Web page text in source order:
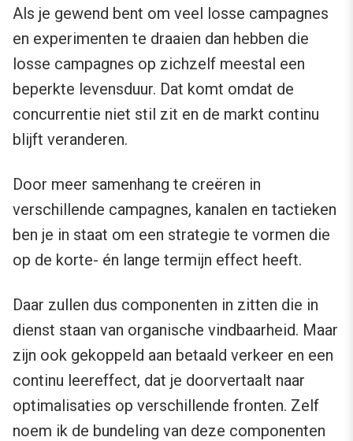
Als je gewend bent om veel losse campagnes
en experimenten te draaien dan hebben die
losse campagnes op zichzelf meestal een
beperkte levensduur. Dat komt omdat de
concurrentie niet stil zit en de markt continu
blijft veranderen.
Door meer samenhang te creëren in
verschillende campagnes, kanalen en tactieken
ben je in staat om een strategie te vormen die
op de korte- én lange termijn effect heeft.
Daar zullen dus componenten in zitten die in
dienst staan van organische vindbaarheid. Maar
zijn ook gekoppeld aan betaald verkeer en een
continu leereffect, dat je doorvertaalt naar
optimalisaties op verschillende fronten. Zelf
noem ik de bundeling van deze componenten